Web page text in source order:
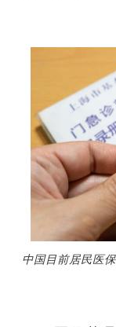
中国目前居民医